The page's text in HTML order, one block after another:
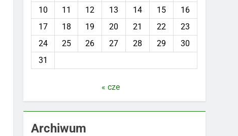
10
11 12 13 14 15
16
17
18 19 20 21 22
23
24
25 26 27 28 29
30
31
« cze
Archiwum